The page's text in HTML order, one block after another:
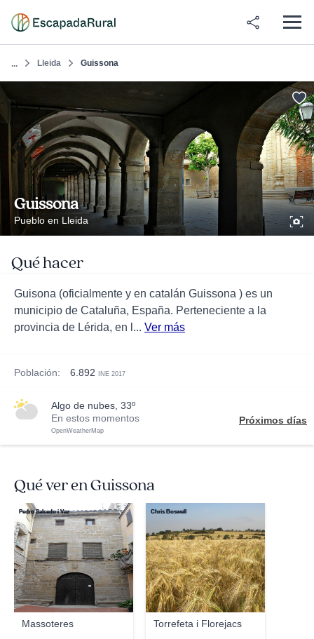
... Lleida Guissona
Guissona
Pueblo en Lleida
Qué hacer
Guisona (oficialmente y en catalán Guissona ) es un
municipio de Cataluña, España. Perteneciente a la
provincia de Lérida, en l... Ver más
Población: 6.892 INE 2017
algo de nubes, 33º
En estos momentos
OpenWeatherMap
Próximos días
Qué ver en Guissona
Massoteres
Pedro Salcedo i Vaz
Torrefeta i Florejacs
Chris Boswell